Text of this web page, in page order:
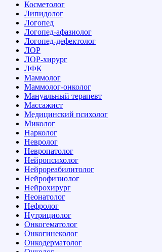
Косметолог
Липидолог
Логопед
Логопед-афазиолог
Логопед-дефектолог
ЛОР
ЛОР-хирург
ЛФК
Маммолог
Маммолог-онколог
Мануальный терапевт
Массажист
Медицинский психолог
Миколог
Нарколог
Невролог
Невропатолог
Нейропсихолог
Нейрореабилитолог
Нейрофизиолог
Нейрохирург
Неонатолог
Нефролог
Нутрициолог
Онкогематолог
Онкогинеколог
Онкодерматолог